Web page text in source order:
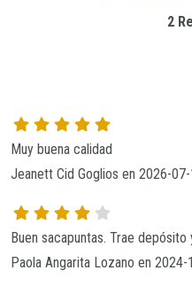
2
Muy buena calidad
Jeanett Cid Goglios en 2026-
Buen sacapuntas. Trae depósito
Paola Angarita Lozano en